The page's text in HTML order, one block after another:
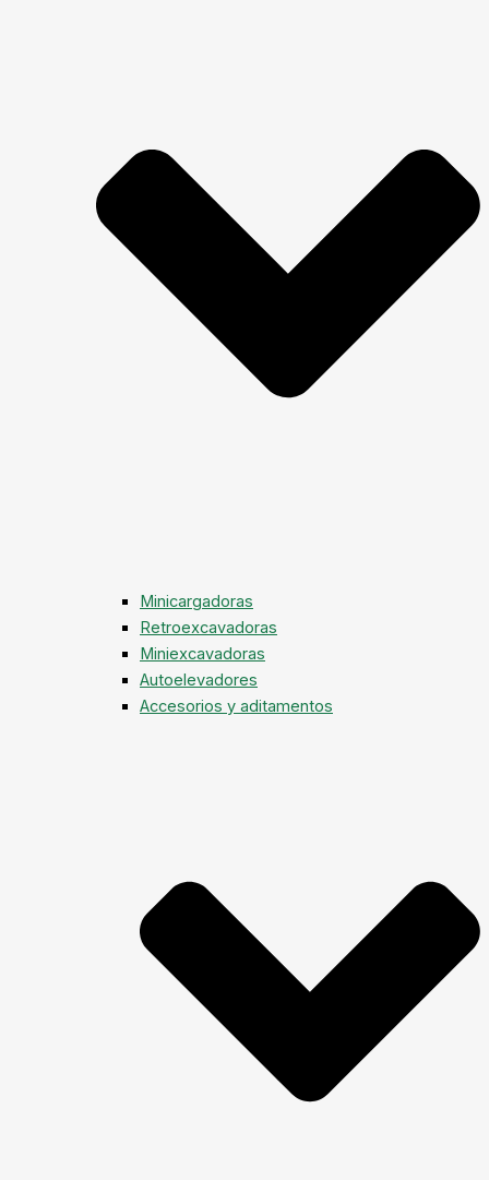
Minicargadoras
Retroexcavadoras
Miniexcavadoras
Autoelevadores
Accesorios y aditamentos